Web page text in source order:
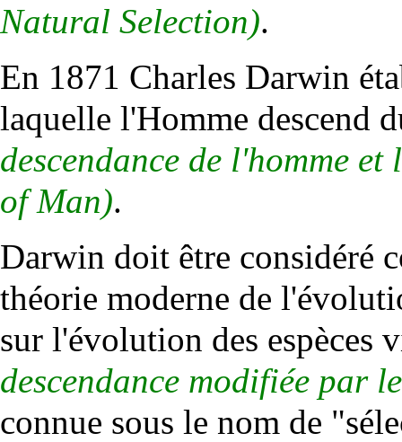
Natural Selection).
En 1871 Charles Darwin
laquelle l'Homme descend
descendance de l'homme
of Man).
Darwin doit être considéré
théorie moderne de
sur l'évolution des espèces
descendance modifiée par
connue sous le nom de